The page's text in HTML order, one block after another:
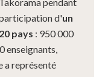
pendant
d'un
pays : 950 000
enseignants,
a représenté